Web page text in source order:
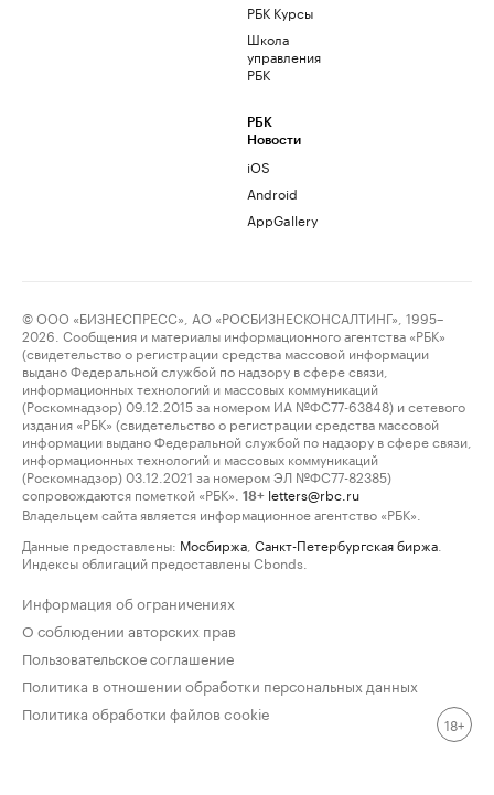
РБК Курсы
Школа
управления
РБК
РБК
Новости
iOS
Android
AppGallery
© ООО «БИЗНЕСПРЕСС», АО «РОСБИЗНЕСКОНСАЛТИНГ», 1995–
2026. Сообщения и материалы информационного агентства «РБК»
(свидетельство о регистрации средства массовой информации
выдано Федеральной службой по надзору в сфере связи,
информационных технологий и массовых коммуникаций
(Роскомнадзор) 09.12.2015 за номером ИА №ФС77-63848) и сетевого
издания «РБК» (свидетельство о регистрации средства массовой
информации выдано Федеральной службой по надзору в сфере связи,
информационных технологий и массовых коммуникаций
(Роскомнадзор) 03.12.2021 за номером ЭЛ №ФС77-82385)
сопровождаются пометкой «РБК».
18+ letters@rbc.ru
Владельцем сайта является информационное агентство «РБК».
Данные предоставлены: Мосбиржа Санкт-Петербургская биржа
Индексы облигаций предоставлены Cbonds.
Информация об ограничениях
О соблюдении авторских прав
Пользовательское соглашение
Политика в отношении обработки персональных данных
Политика обработки файлов cookie
18+